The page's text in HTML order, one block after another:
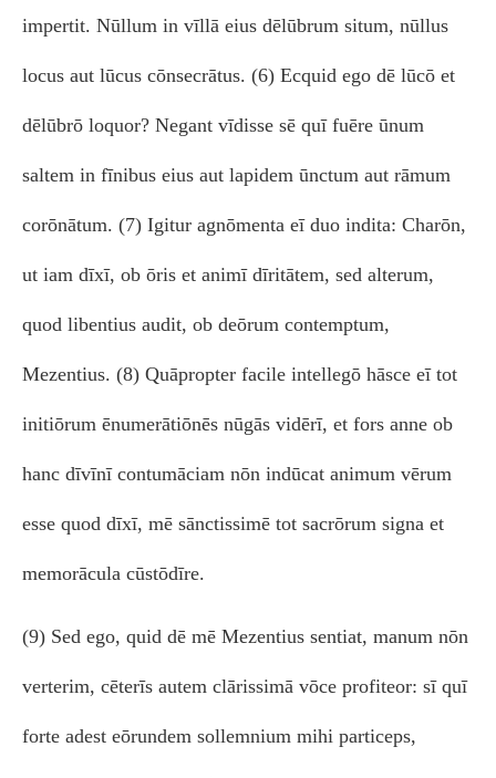
impertit. Nūllum in vīllā eius dēlūbrum situm, nūllus
locus aut lūcus cōnsecrātus. (6) Ecquid ego dē lūcō et
dēlūbrō loquor? Negant vīdisse sē quī fuēre ūnum
saltem in fīnibus eius aut lapidem ūnctum aut rāmum
corōnātum. (7) Igitur agnōmenta eī duo indita: Charōn,
ut iam dīxī, ob ōris et animī dīritātem, sed alterum,
quod libentius audit, ob deōrum contemptum,
Mezentius. (8) Quāpropter facile intellegō hāsce eī tot
initiōrum ēnumerātiōnēs nūgās vidērī, et fors anne ob
hanc dīvīnī contumāciam nōn indūcat animum vērum
esse quod dīxī, mē sānctissimē tot sacrōrum signa et
memorācula cūstōdīre.
(9) Sed ego, quid dē mē Mezentius sentiat, manum nōn
verterim, cēterīs autem clārissimā vōce profiteor: sī quī
forte adest eōrundem sollemnium mihi particeps,